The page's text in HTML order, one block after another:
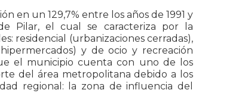
en un 129,7% entre los años de 1991 y
Pilar, el cual se caracteriza por la
residencial (urbanizaciones cerradas),
y de ocio y recreación
el municipio cuenta con uno de los
del área metropolitana debido a los
regional: la zona de influencia del